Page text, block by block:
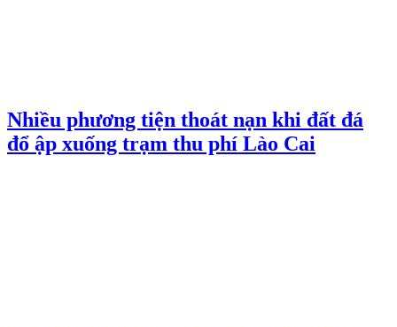
Nhiều phương tiện thoát nạn khi đất đá
đổ ập xuống trạm thu phí Lào Cai